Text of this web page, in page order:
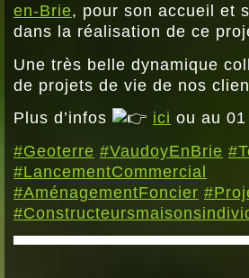
en-Brie, pour son accueil et
dans la réalisation de ce
Une très belle dynamique
de projets de vie de nos
Plus d’infos
ici ou au
#Geoterre #VaudoyEnBrie
#LancementCommercial
#AménagementFoncier